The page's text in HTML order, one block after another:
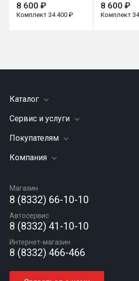
8 600 ₽
Комплект 34 400 ₽
8 600 ₽
Комплект
Каталог
Шины
Грузовые шины
Диски
Автомасла
Сервис и услуги
Заправка кондиционера
Подвеска (ходовая часть)
Шиномонтаж
Покупателям
Акции
Гарантии и возврат
Компания
Вакансии
Новости
Статьи
Контакты
Магазин
8 (8332) 66-10-10
Автосервис
8 (8332) 41-10-10
Интернет-магазин
8 (8332) 466-466